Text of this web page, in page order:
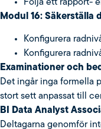
Följa ett rapport-
Modul 16: Säkerställa
Konfigurera
Konfigurera
Examinationer och
Det ingår inga formella
stort sett anpassat till
BI Data Analyst
Deltagarna genomför